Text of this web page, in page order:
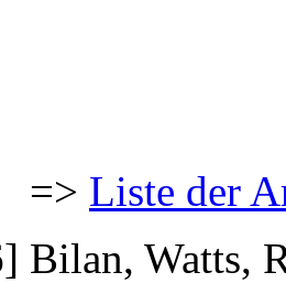
=> Liste der
Watts,